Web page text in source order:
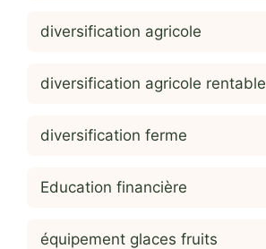
diversification agricole
diversification agricole rentable
diversification ferme
Education financière
équipement glaces fruits